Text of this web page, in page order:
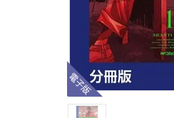
電子版